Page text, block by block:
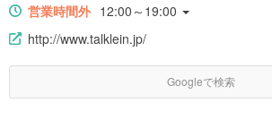
営業時間外 12:00～19:00
http://www.talklein.jp/
Googleで検索